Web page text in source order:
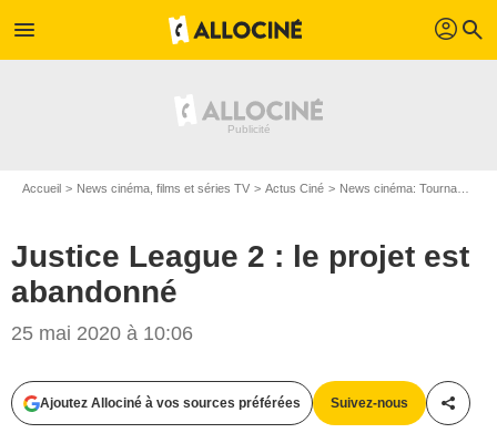
menu profil search
Accueil News cinéma, films et séries TV Actus Ciné News cinéma: Tournages
Justice League 2 : le projet est
abandonné
25 mai 2020 à 10:06
Ajoutez Allociné à vos sources préférées Suivez-nous